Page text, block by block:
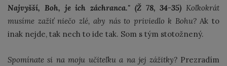
Najvyšší, Boh, je ich záchranca." (Ž 78, 34-35) Koľkokrát
musíme zažiť niečo zlé, aby nás to priviedlo k Bohu?Ak to
inak nejde, tak nech to ide tak. Som s tým stotožnený.
Spomínate si na moju učiteľku a na jej zážitky? Prezradím